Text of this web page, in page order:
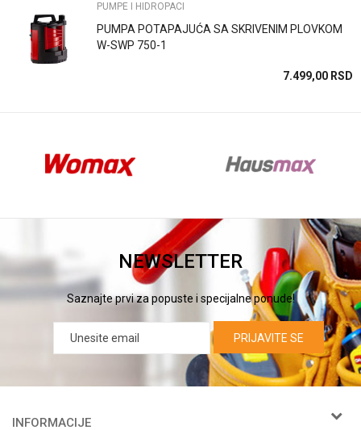
POŠALJI
PUMPE I HIDROPACI
PUMPA POTAPAJUĆA SA SKRIVENIM PLOVKOM
W-SWP 750-1
7.499,00 RSD
NEWSLETTER
Saznajte prvi za popuste i specijalne ponude!
PRIJAVITE SE
INFORMACIJE